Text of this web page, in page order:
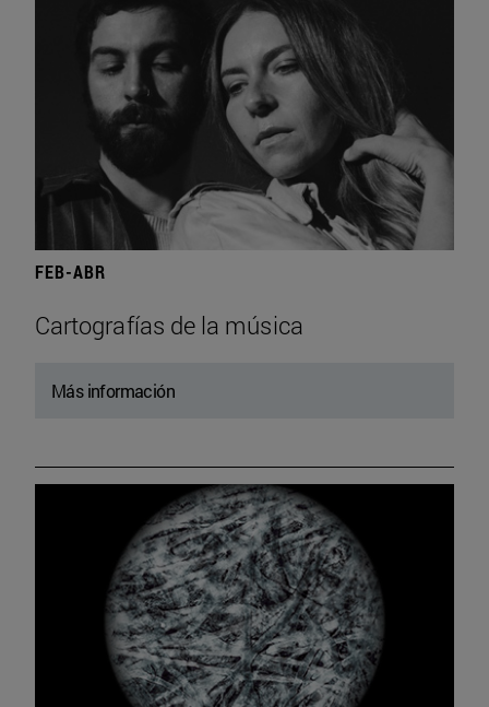
FEB-ABR
Cartografías de la música
Más información